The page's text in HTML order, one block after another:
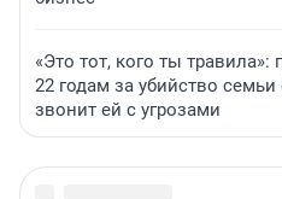
«Это тот, кого ты
22 годам за убийство
звонит ей с угрозами